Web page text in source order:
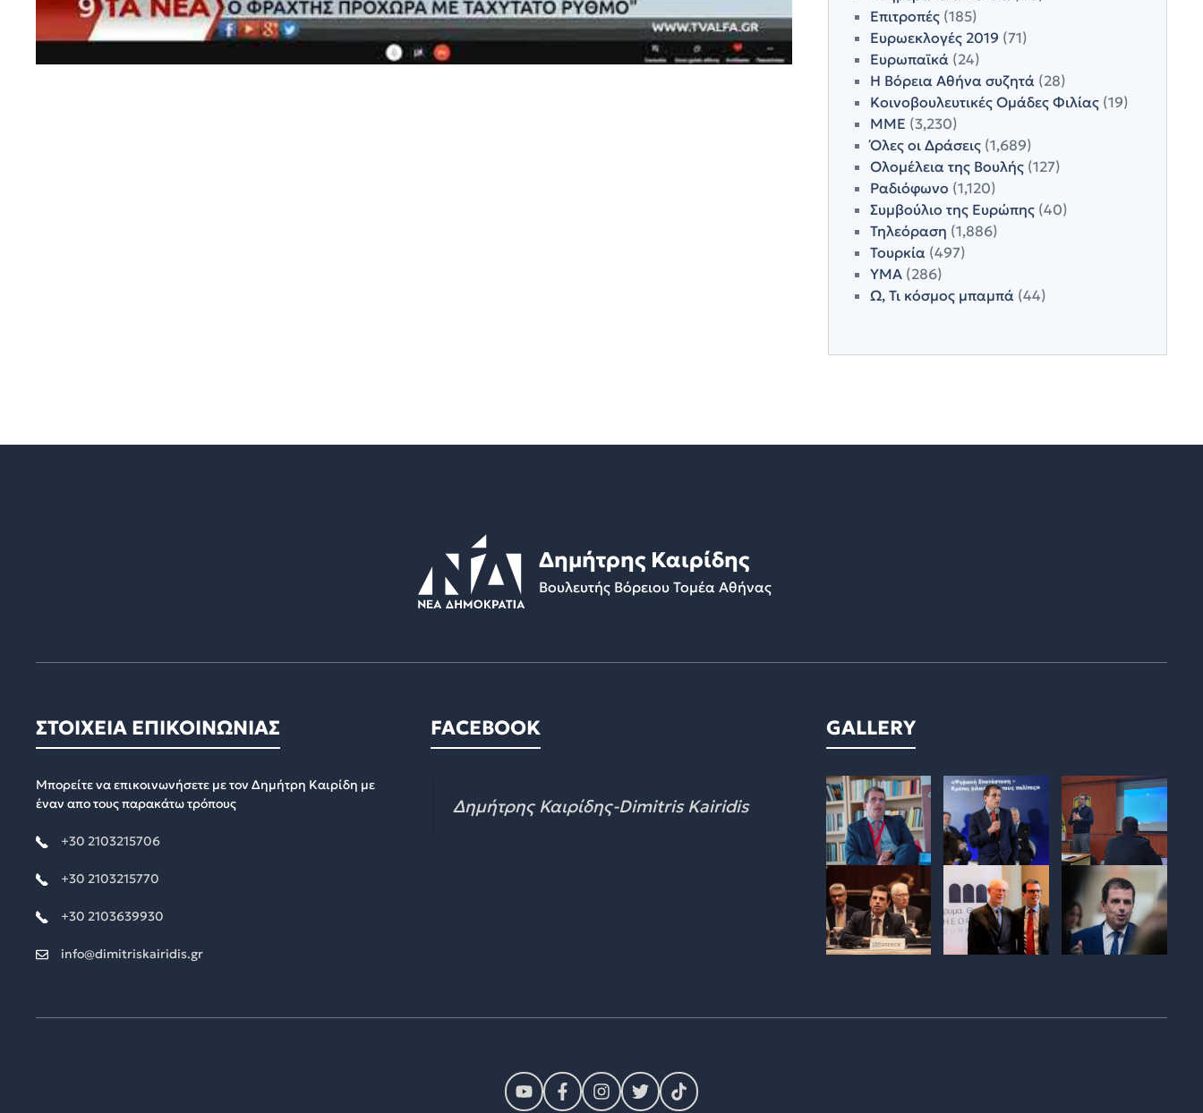
Επιτροπές(185)
Ευρωεκλογές 2019 (71)
Ευρωπαϊκά(24)
Η Βόρεια Αθήνα συζητά(28)
Κοινοβουλευτικές Ομάδες Φιλίας(19)
ΜΜΕ (3,230)
Όλες οι Δράσεις(1,689)
Ολομέλεια της Βουλής(127)
Ραδιόφωνο (1,120)
Συμβούλιο της Ευρώπης(40)
Τηλεόραση (1,886)
Τουρκία(497)
ΥΜΑ(286)
Ω, Τι κόσμος μπαμπά(44)
Δημήτρης Καιρίδης
Βουλευτής Βόρειου Τομέα Αθήνας
ΣΤΟΙΧΕΙΑ ΕΠΙΚΟΙΝΩΝΙΑΣ
Μπορείτε να επικοινωνήσετε με τον Δημήτρη Καιρίδη με
έναν απο τους παρακάτω τρόπους
+30 2103215706
+30 2103215770
+30 2103639930
info@dimitriskairidis.gr
FACEBOOK
Δημήτρης Καιρίδης-Dimitris Kairidis
GALLERY